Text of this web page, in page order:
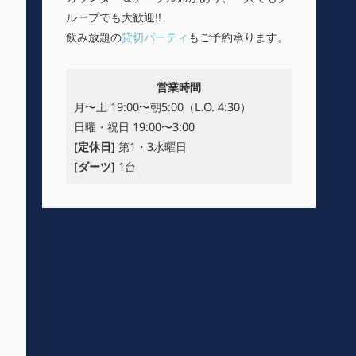
ループでも大歓迎!!
飲み放題の貸切パーティ もご予約承ります。
営業時間
月〜土 19:00〜朝5:00（L.O. 4:30）
日曜・祝日 19:00〜3:00
[定休日] 第1・3水曜日
[ダーツ] 1台